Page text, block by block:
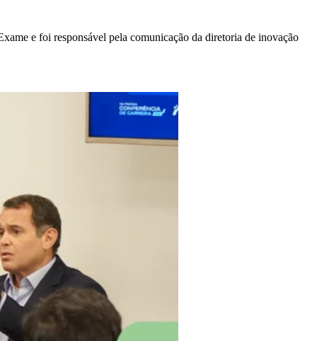
e foi responsável pela comunicação da diretoria de inovação